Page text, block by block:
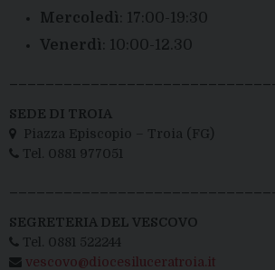
Mercoledì: 17:00-19:30
Venerdì: 10:00-12.30
SEDE DI TROIA
Piazza Episcopio – Troia (FG)
Tel. 0881 977051
SEGRETERIA DEL VESCOVO
Tel. 0881 522244
vescovo@diocesiluceratroia.it